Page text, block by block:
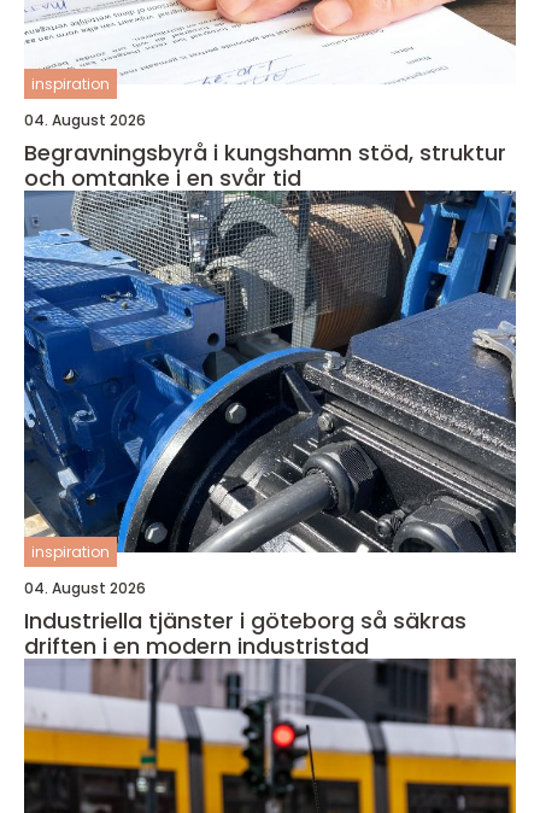
inspiration
04. August 2026
Begravningsbyrå i kungshamn stöd, struktur
och omtanke i en svår tid
inspiration
04. August 2026
Industriella tjänster i göteborg så säkras
driften i en modern industristad